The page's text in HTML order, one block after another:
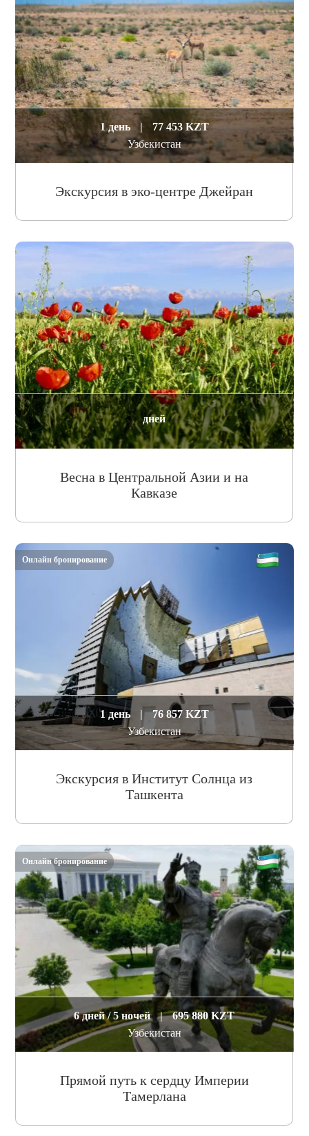
1 день |
77 453 KZT
Узбекистан
Экскурсия в эко-центре Джейран
дней
Весна в Центральной Азии и на
Кавказе
1 день |
76 857 KZT
Узбекистан
Экскурсия в Институт Солнца из
Ташкента
Онлайн бронирование
6 дней / 5 ночей |
695 880 KZT
Узбекистан
Прямой путь к сердцу Империи
Тамерлана
Онлайн бронирование